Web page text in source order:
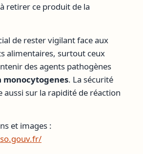
retirer ce produit de la
de rester vigilant face aux
alimentaires, surtout ceux
des agents pathogènes
monocytogenes. La sécurité
aussi sur la rapidité de réaction
et images :